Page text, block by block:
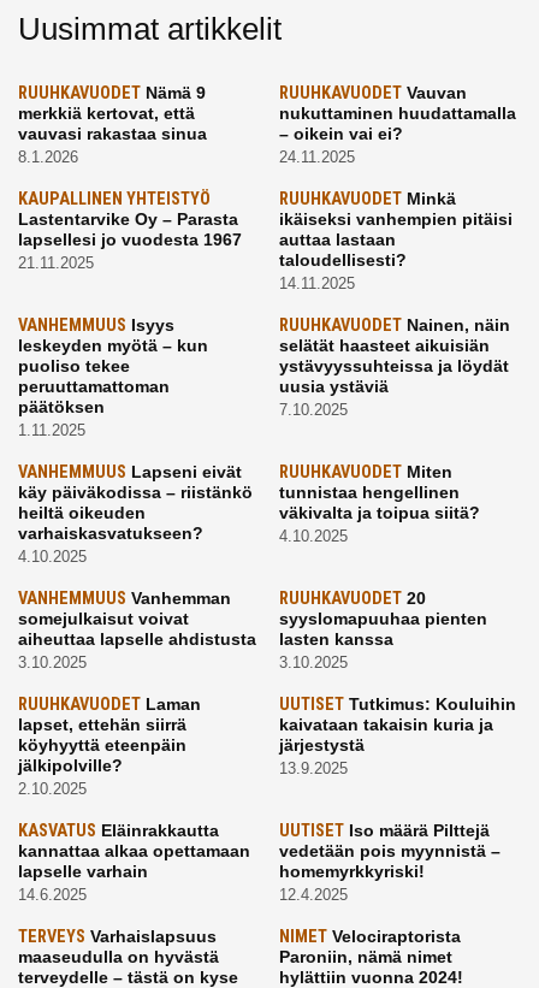
Uusimmat artikkelit
RUUHKAVUODET Nämä 9
merkkiä kertovat, että
vauvasi rakastaa sinua
8.1.2026
RUUHKAVUODETVauvan
nukuttaminen huudattamalla
– oikein vai ei?
24.11.2025
KAUPALLINEN YHTEISTYÖ
Lastentarvike Oy – Parasta
lapsellesi jo vuodesta 1967
21.11.2025
RUUHKAVUODETMinkä
ikäiseksi vanhempien pitäisi
auttaa lastaan
taloudellisesti?
14.11.2025
VANHEMMUUS Isyys
leskeyden myötä – kun
puoliso tekee
peruuttamattoman
päätöksen
1.11.2025
RUUHKAVUODETNainen, näin
selätät haasteet aikuisiän
ystävyyssuhteissa ja löydät
uusia ystäviä
7.10.2025
VANHEMMUUS Lapseni eivät
käy päiväkodissa – riistänkö
heiltä oikeuden
varhaiskasvatukseen?
4.10.2025
RUUHKAVUODETMiten
tunnistaa hengellinen
väkivalta ja toipua siitä?
4.10.2025
VANHEMMUUS Vanhemman
somejulkaisut voivat
aiheuttaa lapselle ahdistusta
3.10.2025
RUUHKAVUODET20
syyslomapuuhaa pienten
lasten kanssa
3.10.2025
RUUHKAVUODET Laman
lapset, ettehän siirrä
köyhyyttä eteenpäin
jälkipolville?
2.10.2025
UUTISETTutkimus: Kouluihin
kaivataan takaisin kuria ja
järjestystä
13.9.2025
KASVATUS Eläinrakkautta
kannattaa alkaa opettamaan
lapselle varhain
14.6.2025
UUTISETIso määrä Pilttejä
vedetään pois myynnistä –
homemyrkkyriski!
12.4.2025
TERVEYS Varhaislapsuus
maaseudulla on hyvästä
terveydelle – tästä on kyse
NIMETVelociraptorista
Paroniin, nämä nimet
hylättiin vuonna 2024!